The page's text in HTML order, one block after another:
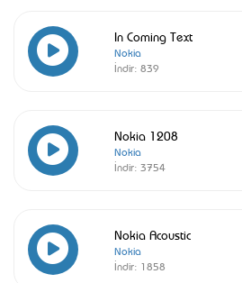
In Coming Text
Nokia
İndir: 839
Nokia 1208
Nokia
İndir: 3754
Nokia Acoustic
Nokia
İndir: 1858